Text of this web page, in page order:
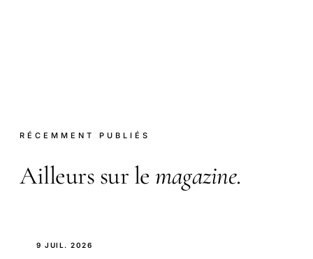
RÉCEMMENT PUBLIÉS
Ailleurs sur le magazine.
9 JUIL. 2026